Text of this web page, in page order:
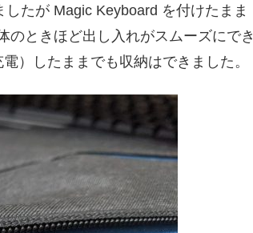
たが Magic Keyboard を付けたまま
のときほど出し入れがスムーズにでき
）したままでも収納はできました。